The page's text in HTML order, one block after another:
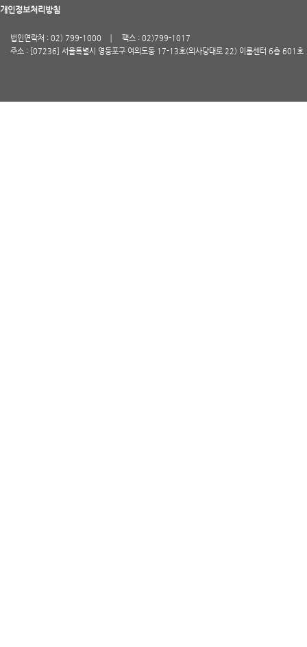
개인정보처리방침
법인연락처 : 02) 799-1000
팩스 : 02)799-1017
주소 : [07236] 서울특별시 영등포구 여의도동 17-13호(의사당대로 22) 이룸센터 6층 601호